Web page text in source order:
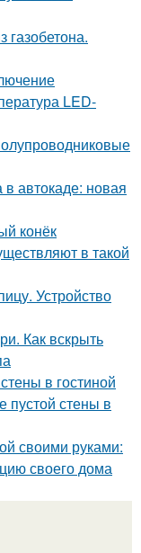
LED-
автокаде: новая
конёк
в такой
Устройство
Как вскрыть
в гостиной
пустой стены в
своими руками:
своего дома